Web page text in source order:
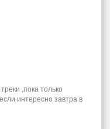
,пока только
интересно завтра в